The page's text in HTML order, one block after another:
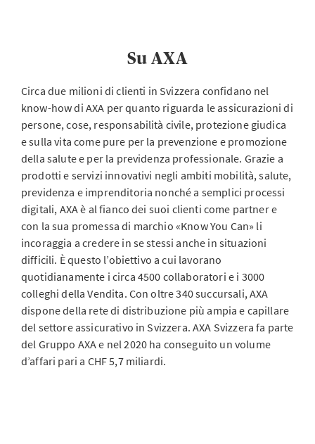
Su AXA
Circa due milioni di clienti in Svizzera confidano nel
know-how di AXA per quanto riguarda le assicurazioni di
persone, cose, responsabilità civile, protezione giudica
e sulla vita come pure per la prevenzione e promozione
della salute e per la previdenza professionale. Grazie a
prodotti e servizi innovativi negli ambiti mobilità, salute,
previdenza e imprenditoria nonché a semplici processi
digitali, AXA è al fianco dei suoi clienti come partner e
con la sua promessa di marchio «Know You Can» li
incoraggia a credere in se stessi anche in situazioni
difficili. È questo l’obiettivo a cui lavorano
quotidianamente i circa 4500 collaboratori e i 3000
colleghi della Vendita. Con oltre 340 succursali, AXA
dispone della rete di distribuzione più ampia e capillare
del settore assicurativo in Svizzera. AXA Svizzera fa parte
del Gruppo AXA e nel 2020 ha conseguito un volume
d’affari pari a CHF 5,7 miliardi.